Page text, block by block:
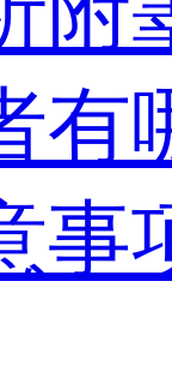
有
事